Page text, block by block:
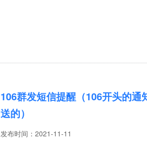
106群发短信提醒（106开头的通
送的）
发布时间： 2021-11-11